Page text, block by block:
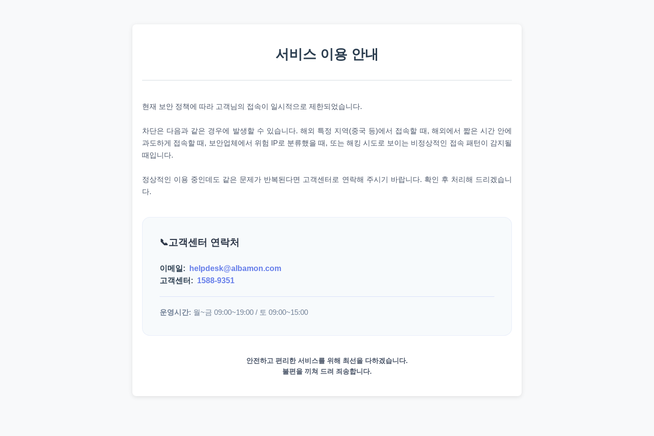
서비스 이용 안내
현재 보안 정책에 따라 고객님의 접속이 일시적으로 제한되었습니다.
차단은 다음과 같은 경우에 발생할 수 있습니다. 해외 특정 지역(중국 등)에서 접속할 때, 해외에서 짧은 시간 안에
과도하게 접속할 때, 보안업체에서 위험 IP로 분류했을 때, 또는 해킹 시도로 보이는 비정상적인 접속 패턴이 감지될
때입니다.
정상적인 이용 중인데도 같은 문제가 반복된다면 고객센터로 연락해 주시기 바랍니다. 확인 후 처리해 드리겠습니
다.
고객센터 연락처
이메일:
helpdesk@albamon.com
고객센터: 1588-9351
운영시간: 월~금 09:00~19:00 / 토 09:00~15:00
안전하고 편리한 서비스를 위해 최선을 다하겠습니다.
불편을 끼쳐 드려 죄송합니다.